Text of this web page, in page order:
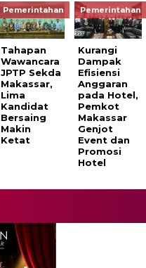
Pemerintahan
Tahapan
Wawancara
JPTP Sekda
Makassar,
Lima
Kandidat
Bersaing
Makin
Ketat
Pemerintahan
Kurangi
Dampak
Efisiensi
Anggaran
pada Hotel,
Pemkot
Makassar
Genjot
Event dan
Promosi
Hotel